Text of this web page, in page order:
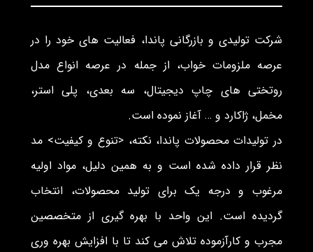
شرکت تولیدی و بازرگانی پاندا، فعالیت های خود را در
عرصه ملزومات خواب، از جمله در عرصه انواع مدل
روتختی های چاپ دیجیتال، سه بعدی، پلی استر،
مخمل، ژاکارد و … آغاز نموده است.
در تولیدات محصولات پاندا، نکته، <تنوع و کیفیت> مد
نظر قرار داده شده است و به همین دلیل، مواد اولیه
مرغوب و درجه یک برای تولید محصولات، انتخاب
گردیده است. این واحد با بهره گیری از متخصصین
مجرب و کارآزموده تلاش می کند تا با افزایش بهره وری